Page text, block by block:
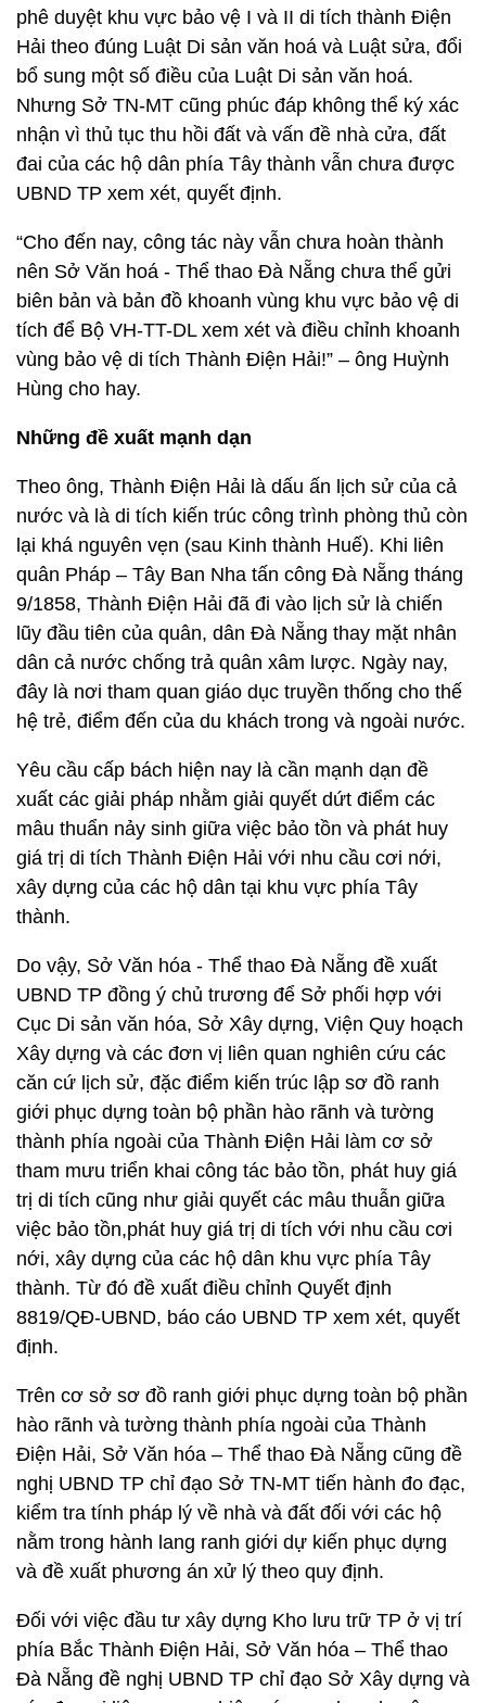
phê duyệt khu vực bảo vệ I và II di tích thành Điện
Hải theo đúng Luật Di sản văn hoá và Luật sửa, đổi
bổ sung một số điều của Luật Di sản văn hoá.
Nhưng Sở TN-MT cũng phúc đáp không thể ký xác
nhận vì thủ tục thu hồi đất và vấn đề nhà cửa, đất
đai của các hộ dân phía Tây thành vẫn chưa được
UBND TP xem xét, quyết định.
“Cho đến nay, công tác này vẫn chưa hoàn thành
nên Sở Văn hoá - Thể thao Đà Nẵng chưa thể gửi
biên bản và bản đồ khoanh vùng khu vực bảo vệ di
tích để Bộ VH-TT-DL xem xét và điều chỉnh khoanh
vùng bảo vệ di tích Thành Điện Hải!” – ông Huỳnh
Hùng cho hay.
Những đề xuất mạnh dạn
Theo ông, Thành Điện Hải là dấu ấn lịch sử của cả
nước và là di tích kiến trúc công trình phòng thủ còn
lại khá nguyên vẹn (sau Kinh thành Huế). Khi liên
quân Pháp – Tây Ban Nha tấn công Đà Nẵng tháng
9/1858, Thành Điện Hải đã đi vào lịch sử là chiến
lũy đầu tiên của quân, dân Đà Nẵng thay mặt nhân
dân cả nước chống trả quân xâm lược. Ngày nay,
đây là nơi tham quan giáo dục truyền thống cho thế
hệ trẻ, điểm đến của du khách trong và ngoài nước.
Yêu cầu cấp bách hiện nay là cần mạnh dạn đề
xuất các giải pháp nhằm giải quyết dứt điểm các
mâu thuẩn nảy sinh giữa việc bảo tồn và phát huy
giá trị di tích Thành Điện Hải với nhu cầu cơi nới,
xây dựng của các hộ dân tại khu vực phía Tây
thành.
Do vậy, Sở Văn hóa - Thể thao Đà Nẵng đề xuất
UBND TP đồng ý chủ trương để Sở phối hợp với
Cục Di sản văn hóa, Sở Xây dựng, Viện Quy hoạch
Xây dựng và các đơn vị liên quan nghiên cứu các
căn cứ lịch sử, đặc điểm kiến trúc lập sơ đồ ranh
giới phục dựng toàn bộ phần hào rãnh và tường
thành phía ngoài của Thành Điện Hải làm cơ sở
tham mưu triển khai công tác bảo tồn, phát huy giá
trị di tích cũng như giải quyết các mâu thuẫn giữa
việc bảo tồn,phát huy giá trị di tích với nhu cầu cơi
nới, xây dựng của các hộ dân khu vực phía Tây
thành. Từ đó đề xuất điều chỉnh Quyết định
8819/QĐ-UBND, báo cáo UBND TP xem xét, quyết
định.
Trên cơ sở sơ đồ ranh giới phục dựng toàn bộ phần
hào rãnh và tường thành phía ngoài của Thành
Điện Hải, Sở Văn hóa – Thể thao Đà Nẵng cũng đề
nghị UBND TP chỉ đạo Sở TN-MT tiến hành đo đạc,
kiểm tra tính pháp lý về nhà và đất đối với các hộ
nằm trong hành lang ranh giới dự kiến phục dựng
và đề xuất phương án xử lý theo quy định.
Đối với việc đầu tư xây dựng Kho lưu trữ TP ở vị trí
phía Bắc Thành Điện Hải, Sở Văn hóa – Thể thao
Đà Nẵng đề nghị UBND TP chỉ đạo Sở Xây dựng và